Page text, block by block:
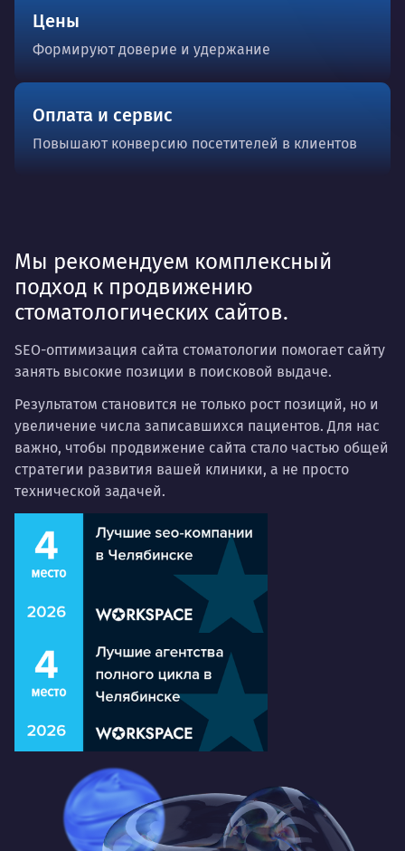
Цены
Формируют доверие и удержание
Оплата и сервис
Повышают конверсию посетителей в клиентов
Мы рекомендуем комплексный
подход к продвижению
стоматологических сайтов.
SEO-оптимизация сайта стоматологии помогает сайту
занять высокие позиции в поисковой выдаче.
Результатом становится не только рост позиций, но и
увеличение числа записавшихся пациентов. Для нас
важно, чтобы продвижение сайта стало частью общей
стратегии развития вашей клиники, а не просто
технической задачей.